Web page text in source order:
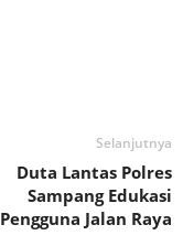
Selanjutnya
Duta Lantas Polres
Sampang Edukasi
Pengguna Jalan Raya